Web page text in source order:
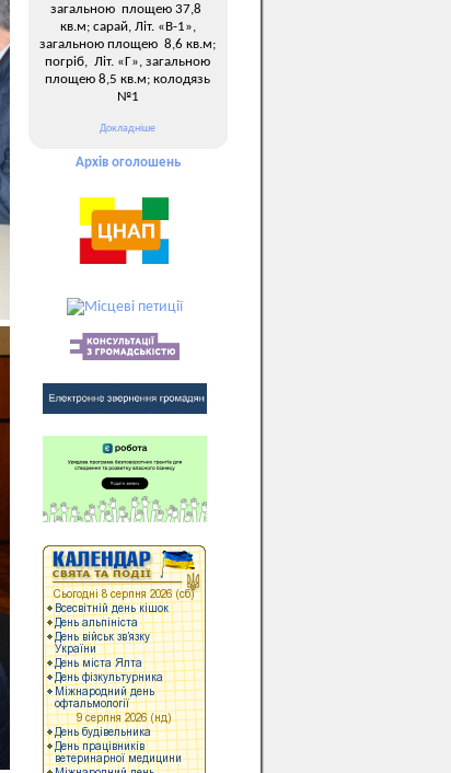
загальною площею 37,8
кв.м; сарай, Літ. «В-1»,
загальною площею 8,6 кв.м;
погріб, Літ. «Г», загальною
площею 8,5 кв.м; колодязь
№1
Докладніше
Архів оголошень